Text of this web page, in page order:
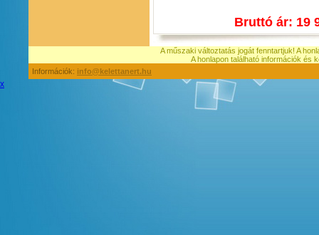
Bruttó ár: 19
A műszaki változtatás jogát fenntartjuk! A
A honlapon található információk és
Információk: info@kelettanert.hu
x